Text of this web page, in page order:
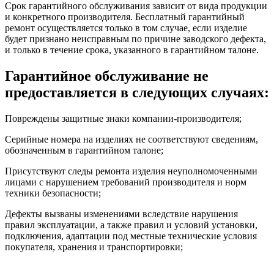
Срок гарантийного обслуживания зависит от вида продукции
и конкретного производителя. Бесплатный гарантийный
ремонт осуществляется только в том случае, если изделие
будет признано неисправным по причине заводского дефекта,
и только в течение срока, указанного в гарантийном талоне.
Гарантийное обслуживание не
предоставляется в следующих случаях:
Повреждены защитные знаки компании-производителя;
Серийные номера на изделиях не соответствуют сведениям,
обозначенным в гарантийном талоне;
Присутствуют следы ремонта изделия неуполномоченными
лицами с нарушением требований производителя и норм
техники безопасности;
Дефекты вызваны изменениями вследствие нарушения
правил эксплуатации, а также правил и условий установки,
подключения, адаптации под местные технические условия
покупателя, хранения и транспортировки;